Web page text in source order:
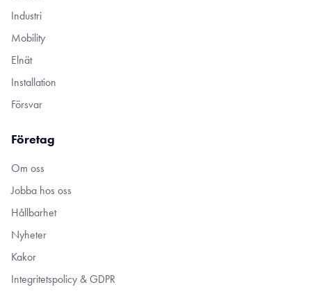
Industri
Mobility
Elnät
Installation
Försvar
Företag
Om oss
Jobba hos oss
Hållbarhet
Nyheter
Kakor
Integritetspolicy & GDPR